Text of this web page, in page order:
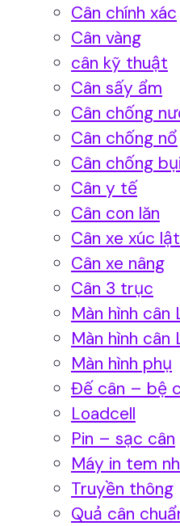
Cân chính xác
Cân vàng
cân kỹ thuật
Cân sấy ẩm
Cân chống
Cân chống nổ
Cân chống bụi
Cân y tế
Cân con lăn
Cân xe xúc lật
Cân xe nâng
Cân 3 trục
Màn hình cân
Màn hình cân
Màn hình phụ
Đế cân – bệ
Loadcell
Pin – sạc cân
Máy in tem
Truyền thông
Quả cân